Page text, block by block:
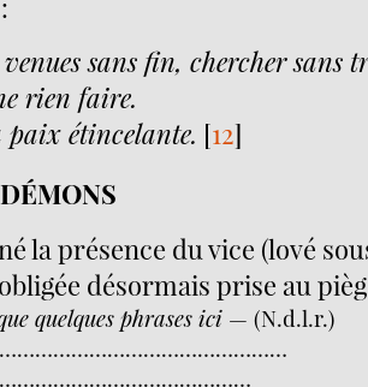
venues sans fin, chercher sans
rien faire.
paix étincelante. [12]
la présence du vice (lové
désormais prise au
quelques phrases ici — (N.d.l.r.)